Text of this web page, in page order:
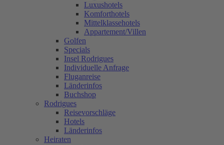
Luxushotels
Komforthotels
Mittelklassehotels
Appartement/Villen
Golfen
Specials
Insel Rodrigues
Individuelle Anfrage
Fluganreise
Länderinfos
Buchshop
Rodrigues
Reisevorschläge
Hotels
Länderinfos
Heiraten